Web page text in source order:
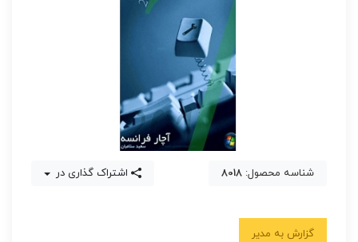
شناسه محصول: 8018 اشتراک گذاری در
گزارش به مدیر